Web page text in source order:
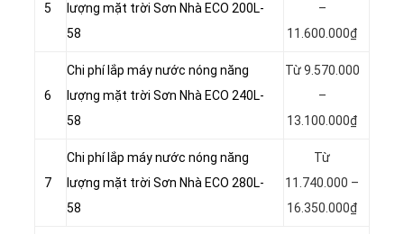
5
lượng mặt trời Sơn Nhà ECO 200L-
58
–
11.600.000₫
6
Chi phí lắp máy nước nóng năng
lượng mặt trời Sơn Nhà ECO 240L-
58
Từ 9.570.000
–
13.100.000₫
7
Chi phí lắp máy nước nóng năng
lượng mặt trời Sơn Nhà ECO 280L-
58
Từ
11.740.000 –
16.350.000₫